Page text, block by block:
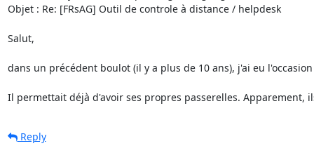
Objet : Re: [FRsAG] Outil de controle à distance / helpdesk
Salut,
dans un précédent boulot (il y a plus de 10 ans), j'ai eu
Il permettait déjà d'avoir ses propres passerelles. Apparement,
Reply